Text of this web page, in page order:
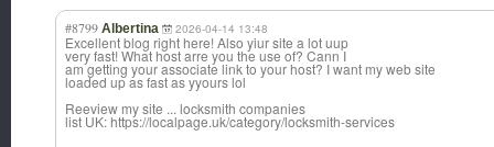
#8799 Albertina 2026-04-14 13:48
Excellent blog right here! Also yiur site a lot uup
very fast! What host arre you the use of? Cann I
am getting your associate link to your host? I want my web site
loaded up as fast as yyours lol
Reeview my site ... locksmith companies
list UK: https://localpage.uk/category/locksmith-services